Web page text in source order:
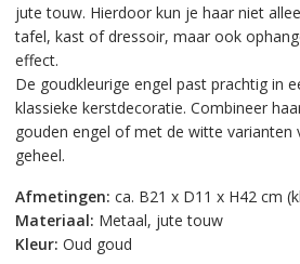
jute touw. Hierdoor kun je haar niet
tafel, kast of dressoir, maar ook
effect.
De goudkleurige engel past prachtig in
klassieke kerstdecoratie. Combineer
gouden engel of met de witte varianten
geheel.
Afmetingen: ca. B21 x D11 x H42 cm
Materiaal: Metaal, jute touw
Kleur: Oud goud